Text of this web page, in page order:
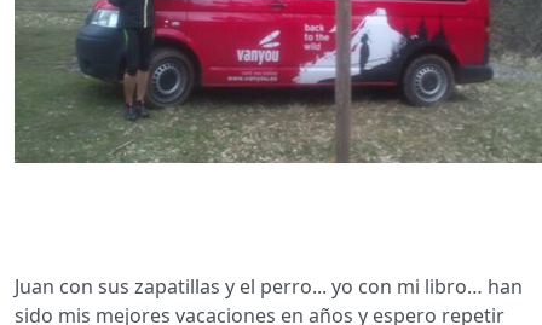
Juan con sus zapatillas y el perro... yo con mi libro… han
sido mis mejores vacaciones en años y espero repetir